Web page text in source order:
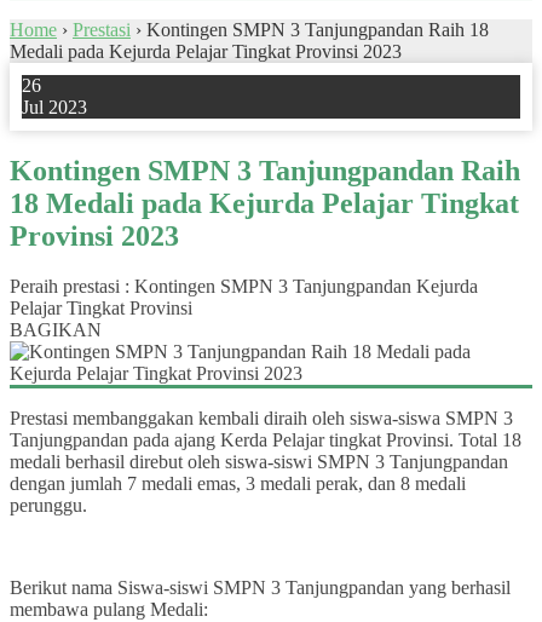
Home › Prestasi › Kontingen SMPN 3 Tanjungpandan Raih 18
Medali pada Kejurda Pelajar Tingkat Provinsi 2023
26
Jul 2023
Kontingen SMPN 3 Tanjungpandan Raih
18 Medali pada Kejurda Pelajar Tingkat
Provinsi 2023
Peraih prestasi : Kontingen SMPN 3 Tanjungpandan Kejurda
Pelajar Tingkat Provinsi
BAGIKAN
Prestasi membanggakan kembali diraih oleh siswa-siswa SMPN 3
Tanjungpandan pada ajang Kerda Pelajar tingkat Provinsi. Total 18
medali berhasil direbut oleh siswa-siswi SMPN 3 Tanjungpandan
dengan jumlah 7 medali emas, 3 medali perak, dan 8 medali
perunggu.
Berikut nama Siswa-siswi SMPN 3 Tanjungpandan yang berhasil
membawa pulang Medali: